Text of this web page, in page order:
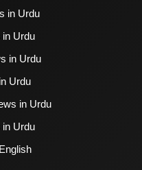
in Urdu
Urdu
in Urdu
Urdu
in Urdu
in Urdu